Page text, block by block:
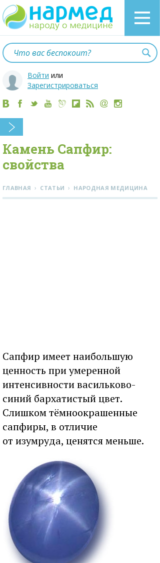
Войти или
Зарегистрироваться
Камень Сапфир:
свойства
ГЛАВНАЯ › СТАТЬИ › НАРОДНАЯ МЕДИЦИНА
Сапфир имеет наибольшую
ценность при умеренной
интенсивности васильково-
синий бархатистый цвет.
Слишком тёмноокрашенные
сапфиры, в отличие
от изумруда, ценятся меньше.